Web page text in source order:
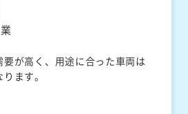
が高く、用途に合った車両は
ます。